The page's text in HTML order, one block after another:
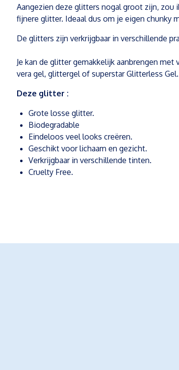
Aangezien deze glitters nogal groot zijn, zou
fijnere glitter. Ideaal dus om je eigen chunky
De glitters zijn verkrijgbaar in verschillende
Je kan de glitter gemakkelijk aanbrengen met
vera gel, glittergel of superstar Glitterless Gel.
Deze glitter :
Grote losse glitter.
Biodegradable
Eindeloos veel looks creëren.
Geschikt voor lichaam en gezicht.
Verkrijgbaar in verschillende tinten.
Cruelty Free.